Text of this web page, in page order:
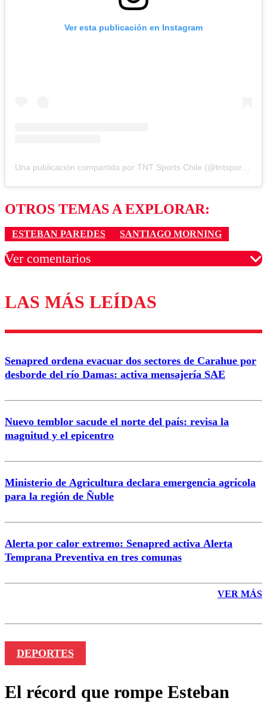
Ver esta publicación en Instagram
OTROS TEMAS A EXPLORAR:
ESTEBAN PAREDES SANTIAGO MORNING
Ver comentarios
Los comentarios son moderados para garantizar un
diálogo respetuoso.
Nombre
Correo
LAS MÁS LEÍDAS
Senapred ordena evacuar dos sectores de Carahue por
desborde del río Damas: activa mensajería SAE
Nuevo temblor sacude el norte del país: revisa la
magnitud y el epicentro
Ministerio de Agricultura declara emergencia agrícola
para la región de Ñuble
Alerta por calor extremo: Senapred activa Alerta
Temprana Preventiva en tres comunas
VER MÁS
DEPORTES
El récord que rompe Esteban